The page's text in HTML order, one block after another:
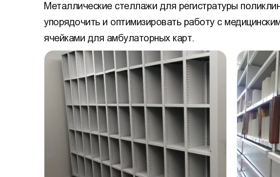
Металлические стеллажи для регистратуры
упорядочить и оптимизировать работу с
ячейками для амбулаторных карт.